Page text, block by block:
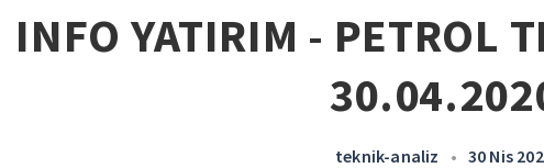
INFO YATIRIM - PETROL
teknik-analiz • 30 Nis